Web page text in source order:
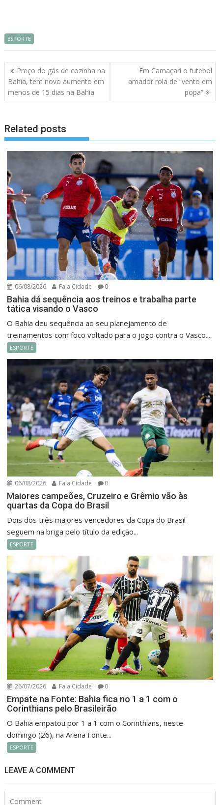
ESPORTE
Navegação
de
artigos
Preço do gás de cozinha na
Bahia, tem novo aumento em
menos de 15 dias na Bahia
Em Camaçari o futebol
amador rola de “vento em
popa”
Related posts
06/08/2026 Fala Cidade 0
Bahia dá sequência aos treinos e trabalha parte
tática visando o Vasco
O Bahia deu sequência ao seu planejamento de
treinamentos com foco voltado para o jogo contra o Vasco....
ESPORTE
06/08/2026 Fala Cidade 0
Maiores campeões, Cruzeiro e Grêmio vão às
quartas da Copa do Brasil
Dois dos três maiores vencedores da Copa do Brasil
seguem na briga pelo título da edição...
ESPORTE
26/07/2026 Fala Cidade 0
Empate na Fonte: Bahia fica no 1 a 1 com o
Corinthians pelo Brasileirão
O Bahia empatou por 1 a 1 com o Corinthians, neste
domingo (26), na Arena Fonte...
ESPORTE
LEAVE A COMMENT